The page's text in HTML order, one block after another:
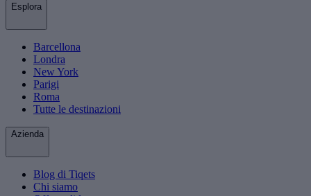
Esplora
Barcellona
Londra
New York
Parigi
Roma
Tutte le destinazioni
Azienda
Blog di Tiqets
Chi siamo